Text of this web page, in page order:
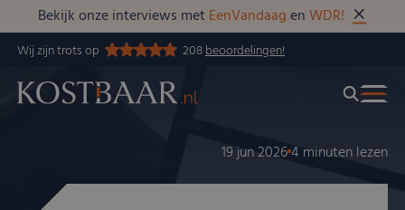
Bekijk onze interviews met EenVandaagenWDR!
Wij zijn trots op 208beoordelingen!
19 jun 20264 minuten lezen